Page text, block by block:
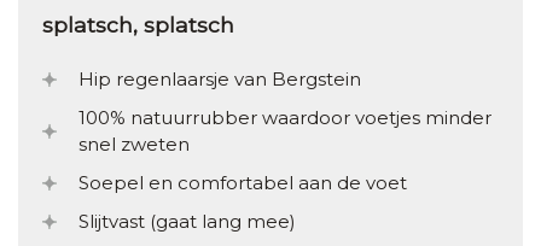
splatsch, splatsch
Hip regenlaarsje van Bergstein
100% natuurrubber waardoor voetjes minder
snel zweten
Soepel en comfortabel aan de voet
Slijtvast (gaat lang mee)